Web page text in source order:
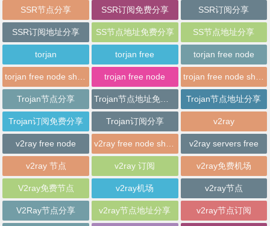
SSR节点分享 SSR订阅免费分享 SSR订阅分享
SSR订阅地址分享 SS节点地址免费分享 SS节点地址分享
torjan torjan free torjan free node
trojan free node
Trojan节点分享 Trojan节点地址分享
Trojan订阅免费分享 Trojan订阅分享 v2ray
v2ray free node v2ray servers free
v2ray 节点 v2ray 订阅 v2ray免费机场
V2ray免费节点 v2ray机场 v2ray节点
V2Ray节点分享 v2ray节点地址分享 v2ray节点订阅